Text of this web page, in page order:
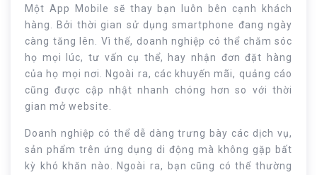
Một App Mobile sẽ thay bạn luôn bên cạnh khách
hàng. Bởi thời gian sử dụng smartphone đang ngày
càng tăng lên. Vì thế, doanh nghiệp có thể chăm sóc
họ mọi lúc, tư vấn cụ thể, hay nhận đơn đặt hàng
của họ mọi nơi. Ngoài ra, các khuyến mãi, quảng cáo
cũng được cập nhật nhanh chóng hơn so với thời
gian mở website.
Doanh nghiệp có thể dễ dàng trưng bày các dịch vụ,
sản phẩm trên ứng dụng di động mà không gặp bất
kỳ khó khăn nào. Ngoài ra, bạn cũng có thể thường